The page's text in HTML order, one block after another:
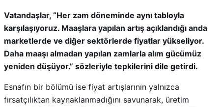
Vatandaşlar, “Her zam döneminde aynı tabloyla
karşılaşıyoruz. Maaşlara yapılan artış açıklandığı anda
marketlerde ve diğer sektörlerde fiyatlar yükseliyor.
Daha maaşı almadan yapılan zamlarla alım gücümüz
yeniden düşüyor.” sözleriyle tepkilerini dile getirdi.
Esnafın bir bölümü ise fiyat artışlarının yalnızca
fırsatçılıktan kaynaklanmadığını savunarak, üretim